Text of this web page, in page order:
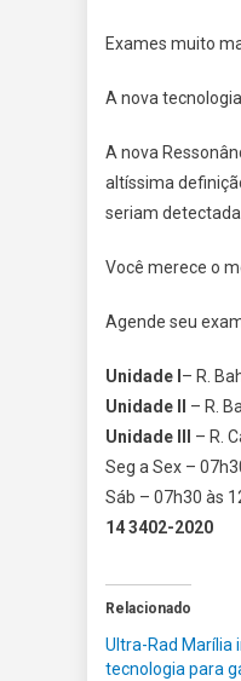
Exames muito
A nova
A nova
altíssima
seriam
Você merece o
Agende seu
Unidade l – R.
Unidade Il
– R.
Unidade Ill – R.
Seg a Sex –
Sáb – 07h30 às
14 3402-2020
Relacionado
Ultra-Rad Marília
tecnologia para